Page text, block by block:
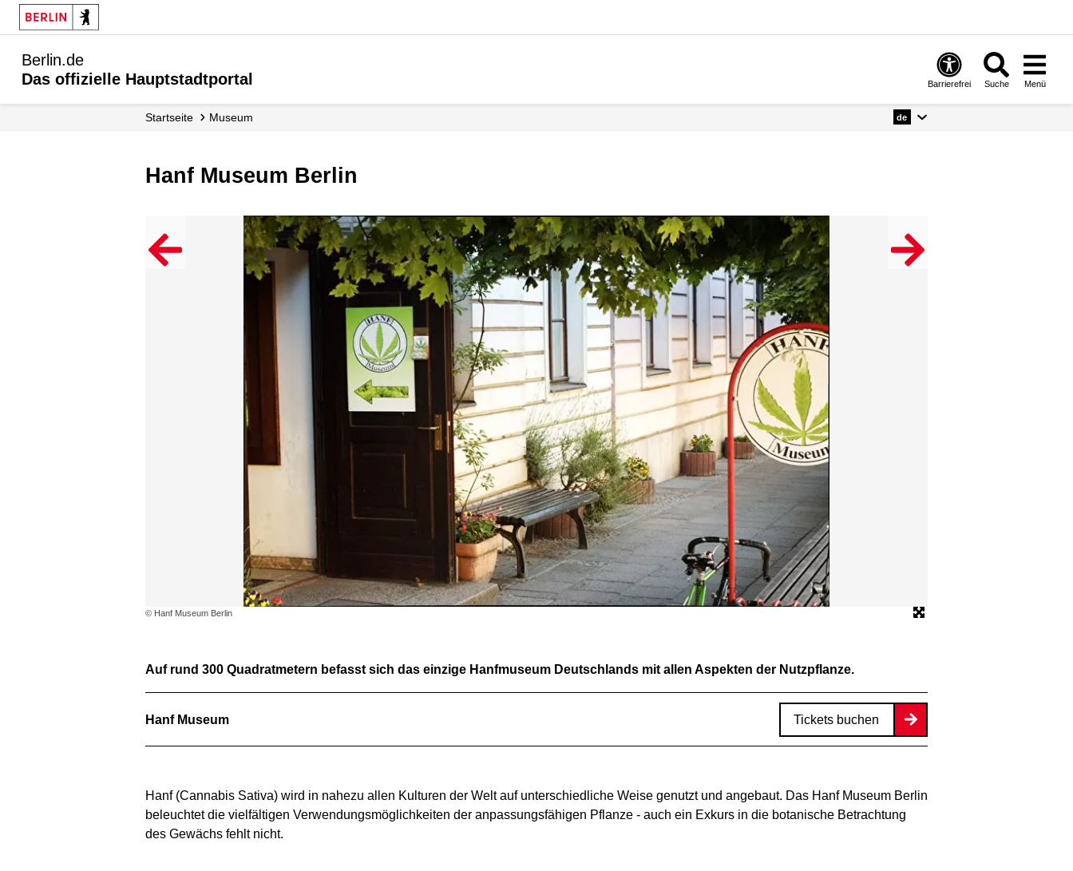
Berlin.de
Das offizielle Hauptstadtportal
Barrierefrei Suche Menü
Startseite Museum de
Hanf Museum Berlin
© Hanf Museum Berlin
Auf rund 300 Quadratmetern befasst sich das einzige Hanfmuseum Deutschlands mit allen Aspekten der Nutzpflanze.
Hanf Museum Tickets buchen
Hanf (Cannabis Sativa) wird in nahezu allen Kulturen der Welt auf unterschiedliche Weise genutzt und angebaut. Das Hanf Museum Berlin
beleuchtet die vielfältigen Verwendungsmöglichkeiten der anpassungsfähigen Pflanze - auch ein Exkurs in die botanische Betrachtung
des Gewächs fehlt nicht.